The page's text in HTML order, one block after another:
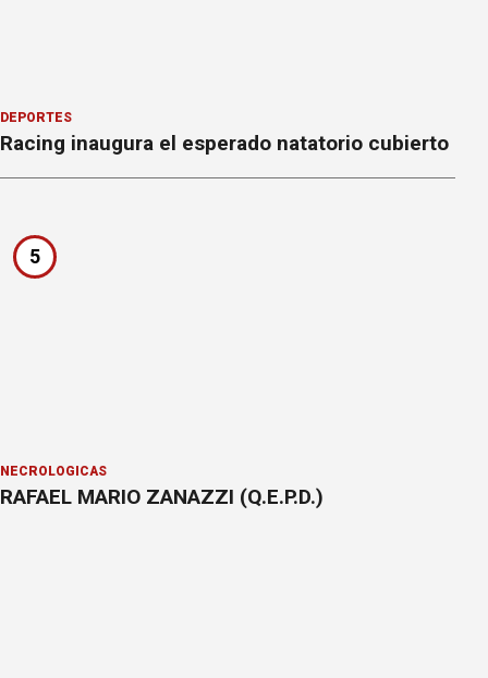
DEPORTES
Racing inaugura el esperado natatorio cubierto
5
NECROLÓGICAS
RAFAEL MARIO ZANAZZI (Q.E.P.D.)